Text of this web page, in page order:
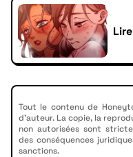
Tout le contenu de
d'auteur. La copie, la
non autorisées sont
des conséquences
sanctions.